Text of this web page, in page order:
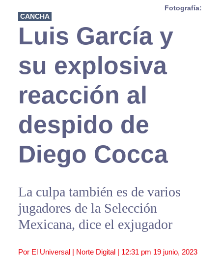
Fotografía:
CANCHA
Luis García y
su explosiva
reacción al
despido de
Diego Cocca
La culpa también es de varios
jugadores de la Selección
Mexicana, dice el exjugador
Por El Universal | Norte Digital | 12:31 pm 19 junio, 2023